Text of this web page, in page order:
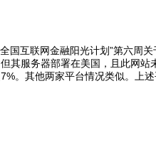
国互联网金融阳光计划”第六
其服务器部署在美国，且此网
7%。其他两家平台情况类似。上